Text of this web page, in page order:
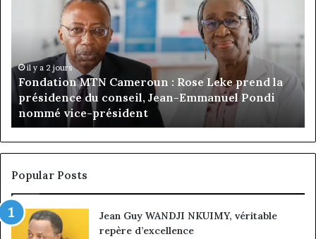
prend
présidence
du
conseil,
Jean-
Emmanuel
Pondi
vice-
président
il y a 2 jours
Fondation MTN Cameroun : Rose Leke prend la
présidence du conseil, Jean-Emmanuel Pondi
nommé vice-président
de
la
Popular Posts
Jean Guy WANDJI NKUIMY, véritable
repère d’excellence